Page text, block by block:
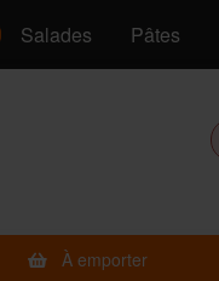
Salades Pâtes
À emporter